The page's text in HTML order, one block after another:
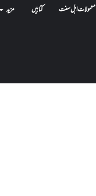
معمولات اہل سنت کتابیں مزید